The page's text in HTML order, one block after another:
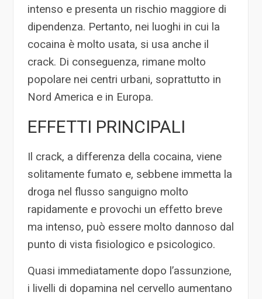
intenso e presenta un rischio maggiore di
dipendenza. Pertanto, nei luoghi in cui la
cocaina è molto usata, si usa anche il
crack. Di conseguenza, rimane molto
popolare nei centri urbani, soprattutto in
Nord America e in Europa.
EFFETTI PRINCIPALI
Il crack, a differenza della cocaina, viene
solitamente fumato e, sebbene immetta la
droga nel flusso sanguigno molto
rapidamente e provochi un effetto breve
ma intenso, può essere molto dannoso dal
punto di vista fisiologico e psicologico.
Quasi immediatamente dopo l’assunzione,
i livelli di dopamina nel cervello aumentano